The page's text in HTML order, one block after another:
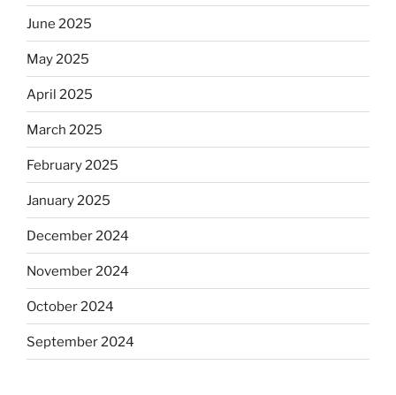
June 2025
May 2025
April 2025
March 2025
February 2025
January 2025
December 2024
November 2024
October 2024
September 2024